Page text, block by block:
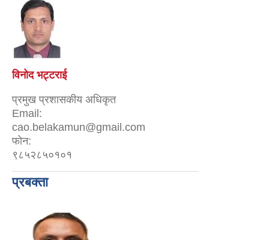
विनोद भट्टराई
प्रमुख प्रशासकीय अधिकृत
Email:
cao.belakamun@gmail.com
फोन:
९८५२८५०१०१
प्रबक्ता